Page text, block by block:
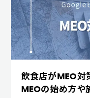
飲食店がMEO対
MEOの始め方や